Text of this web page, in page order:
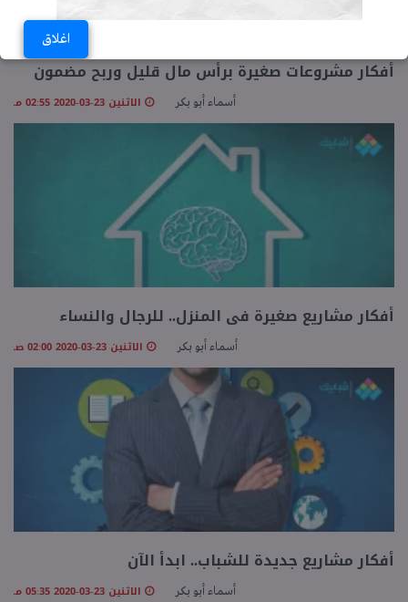
اغلاق
أفكار مشروعات صغيرة برأس مال قليل وربح مضمون
أسماء أبو بكر الاثنين 23-03-2020 02:55 مـ
أفكار مشاريع صغيرة فى المنزل.. للرجال والنساء
أسماء أبو بكر الاثنين 23-03-2020 02:00 صـ
أفكار مشاريع جديدة للشباب.. ابدأ الآن
أسماء أبو بكر الاثنين 23-03-2020 05:35 مـ